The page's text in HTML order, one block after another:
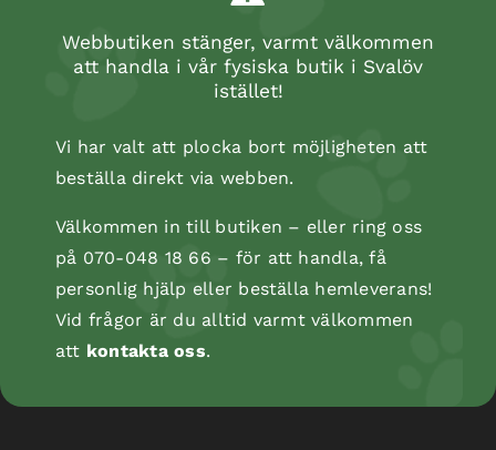
Kattspade kraftig Fin, M , 28,5 cm
Webbutiken stänger, varmt välkommen
att handla i vår fysiska butik i Svalöv
istället!
Vi har valt att plocka bort möjligheten att
beställa direkt via webben.
Välkommen in till butiken – eller ring oss
på 070-048 18 66 – för att handla, få
personlig hjälp eller beställa hemleverans!
Vid frågor är du alltid varmt välkommen
att kontakta oss.